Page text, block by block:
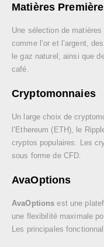
Matières
Une sélection de
comme l’or et l’argent,
le gaz naturel, ainsi que
café.
Cryptomonnaies
Un large choix de
l’Ethereum (ETH), le
cryptos populaires. Les
sous forme de CFD.
AvaOptions
AvaOptions est une
une flexibilité maximale
Les principales